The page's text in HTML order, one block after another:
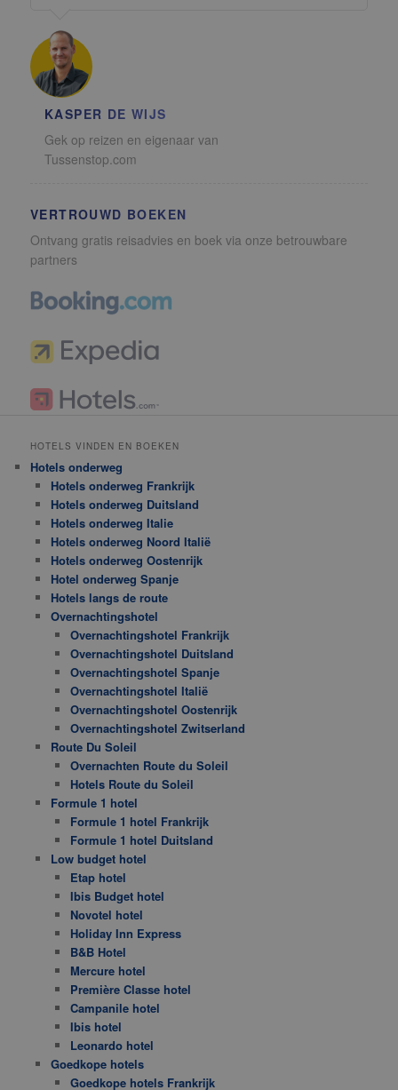
KASPER DE WIJS
Gek op reizen en eigenaar van
Tussenstop.com
VERTROUWD BOEKEN
Ontvang gratis reisadvies en boek via onze betrouwbare
partners
HOTELS VINDEN EN BOEKEN
Hotels onderweg
Hotels onderweg Frankrijk
Hotels onderweg Duitsland
Hotels onderweg Italie
Hotels onderweg Noord Italië
Hotels onderweg Oostenrijk
Hotel onderweg Spanje
Hotels langs de route
Overnachtingshotel
Overnachtingshotel Frankrijk
Overnachtingshotel Duitsland
Overnachtingshotel Spanje
Overnachtingshotel Italië
Overnachtingshotel Oostenrijk
Overnachtingshotel Zwitserland
Route Du Soleil
Overnachten Route du Soleil
Hotels Route du Soleil
Formule 1 hotel
Formule 1 hotel Frankrijk
Formule 1 hotel Duitsland
Low budget hotel
Etap hotel
Ibis Budget hotel
Novotel hotel
Holiday Inn Express
B&B Hotel
Mercure hotel
Première Classe hotel
Campanile hotel
Ibis hotel
Leonardo hotel
Goedkope hotels
Goedkope hotels Frankrijk